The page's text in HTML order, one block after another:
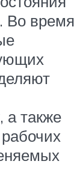
Во время
а также